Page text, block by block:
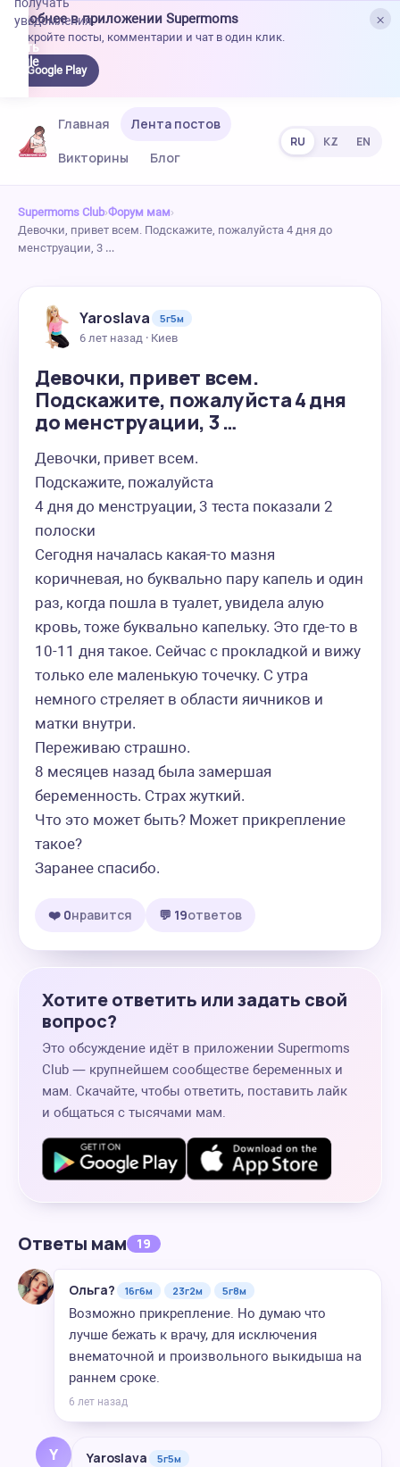
×
Удобнее в приложении Supermoms
Откройте посты, комментарии и чат в один клик.
Google Play
уведомления.
Главная
Лента постов
Викторины
Блог
RU KZ EN
Supermoms Club›Форум мам›
Девочки, привет всем. Подскажите, пожалуйста 4 дня до
менструации, 3 …
Yaroslava
5г5м
6 лет назад · Киев
Девочки, привет всем.
Подскажите, пожалуйста 4 дня
до менструации, 3 …
Девочки, привет всем.
Подскажите, пожалуйста
4 дня до менструации, 3 теста показали 2
полоски
Сегодня началась какая-то мазня
коричневая, но буквально пару капель и один
раз, когда пошла в туалет, увидела алую
кровь, тоже буквально капельку. Это где-то в
10-11 дня такое. Сейчас с прокладкой и вижу
только еле маленькую точечку. С утра
немного стреляет в области яичников и
матки внутри.
Переживаю страшно.
8 месяцев назад была замершая
беременность. Страх жуткий.
Что это может быть? Может прикрепление
такое?
Заранее спасибо.
❤️ 0нравится 💬 19ответов
Хотите ответить или задать свой
вопрос?
Это обсуждение идёт в приложении Supermoms
Club — крупнейшем сообществе беременных и
мам. Скачайте, чтобы ответить, поставить лайк
и общаться с тысячами мам.
Ответы мам 19
Ольга? 16г6м 23г2м 5г8м
Возможно прикрепление. Но думаю что
лучше бежать к врачу, для исключения
внематочной и произвольного выкидыша на
раннем сроке.
6 лет назад
Y Yaroslava 5г5м